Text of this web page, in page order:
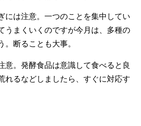
には注意。一つのことを集中してい
うまくいくのですが今月は、多種の
。断ることも大事。
意。発酵食品は意識して食べると良
れるなどしましたら、すぐに対応す